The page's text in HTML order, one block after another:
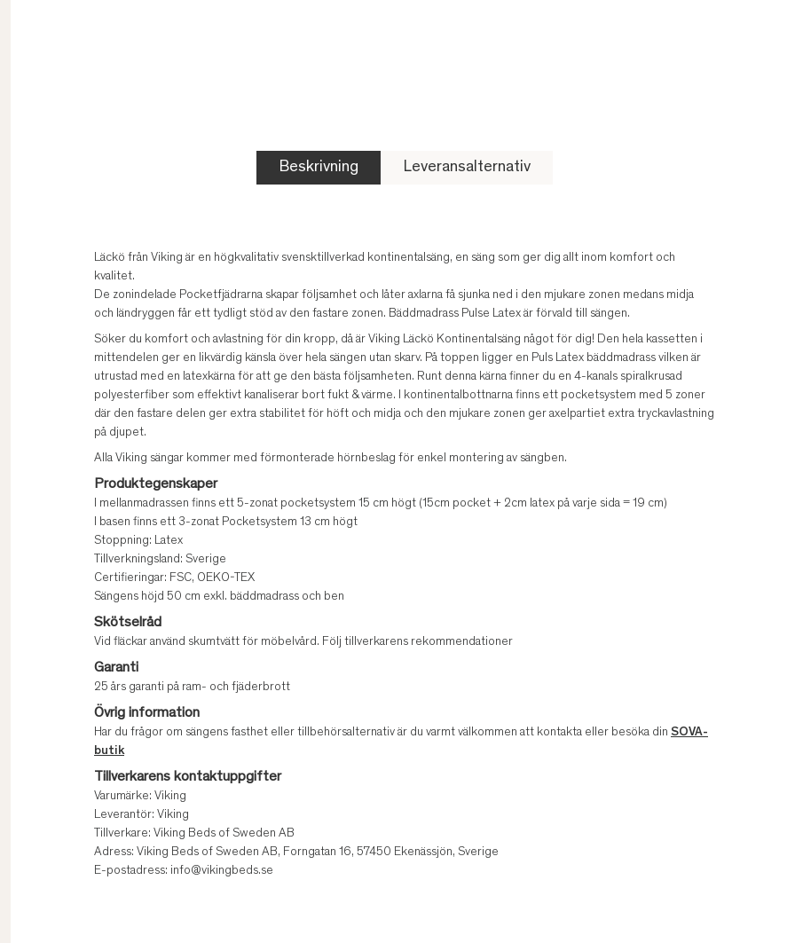
Beskrivning Leveransalternativ
Läckö från Viking är en högkvalitativ svensktillverkad kontinentalsäng, en säng som ger dig allt inom komfort och
kvalitet.
De zonindelade Pocketfjädrarna skapar följsamhet och låter axlarna få sjunka ned i den mjukare zonen medans midja
och ländryggen får ett tydligt stöd av den fastare zonen. Bäddmadrass Pulse Latex är förvald till sängen.
Söker du komfort och avlastning för din kropp, då är Viking Läckö Kontinentalsäng något för dig! Den hela kassetten i
mittendelen ger en likvärdig känsla över hela sängen utan skarv. På toppen ligger en Puls Latex bäddmadrass vilken är
utrustad med en latexkärna för att ge den bästa följsamheten. Runt denna kärna finner du en 4-kanals spiralkrusad
polyesterfiber som effektivt kanaliserar bort fukt & värme. I kontinentalbottnarna finns ett pocketsystem med 5 zoner
där den fastare delen ger extra stabilitet för höft och midja och den mjukare zonen ger axelpartiet extra tryckavlastning
på djupet.
Alla Viking sängar kommer med förmonterade hörnbeslag för enkel montering av sängben.
Produktegenskaper
I mellanmadrassen finns ett 5-zonat pocketsystem 15 cm högt (15cm pocket + 2cm latex på varje sida = 19 cm)
I basen finns ett 3-zonat Pocketsystem 13 cm högt
Stoppning: Latex
Tillverkningsland: Sverige
Certifieringar: FSC, OEKO-TEX
Sängens höjd 50 cm exkl. bäddmadrass och ben
Skötselråd
Vid fläckar använd skumtvätt för möbelvård. Följ tillverkarens rekommendationer
Garanti
25 års garanti på ram- och fjäderbrott
Övrig information
Har du frågor om sängens fasthet eller tillbehörsalternativ är du varmt välkommen att kontakta eller besöka din SOVA-
butik
Tillverkarens kontaktuppgifter
Varumärke: Viking
Leverantör: Viking
Tillverkare: Viking Beds of Sweden AB
Adress: Viking Beds of Sweden AB, Forngatan 16, 57450 Ekenässjön, Sverige
E-postadress: info@vikingbeds.se